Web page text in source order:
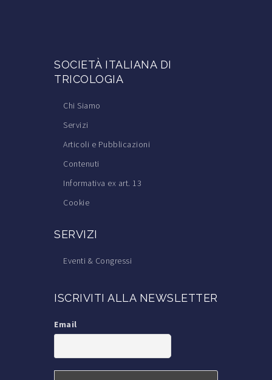
SOCIETÀ ITALIANA DI
TRICOLOGIA
Chi Siamo
Servizi
Articoli e Pubblicazioni
Contenuti
Informativa ex art. 13
Cookie
SERVIZI
Eventi & Congressi
Trova il Medico Tricologo
Iscrizione alla S.I.Tri.
Blog Calvizie
ISCRIVITI ALLA NEWSLETTER
Email